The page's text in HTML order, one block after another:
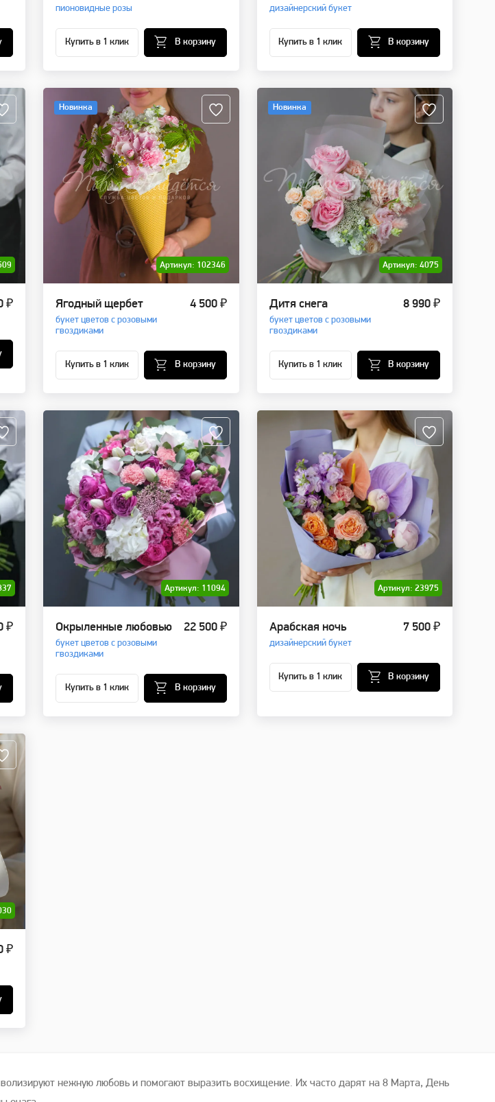
пионовидные розы
Купить в 1 клик В корзину
дизайнерский букет
Купить в 1 клик В корзину
₽
Новинка
Артикул: 102346
Ягодный щербет
букет цветов с розовыми
гвоздиками
4 500 ₽
Купить в 1 клик В корзину
Новинка
Артикул: 4075
Дитя снега
букет цветов с розовыми
гвоздиками
8 990 ₽
Купить в 1 клик В корзину
₽
Артикул: 11094
Окрыленные любовью
букет цветов с розовыми
гвоздиками
22 500 ₽
Купить в 1 клик В корзину
Артикул: 23975
Арабская ночь
дизайнерский букет
7 500 ₽
Купить в 1 клик В корзину
₽
нежную любовь и помогают выразить восхищение. Их часто дарят на 8 Марта, День